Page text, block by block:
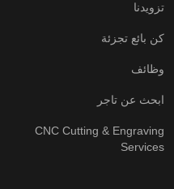
تزويدنا
كن بائع تجزئة
وظائف
ابحث عن تاجر
CNC Cutting & Engraving
Services